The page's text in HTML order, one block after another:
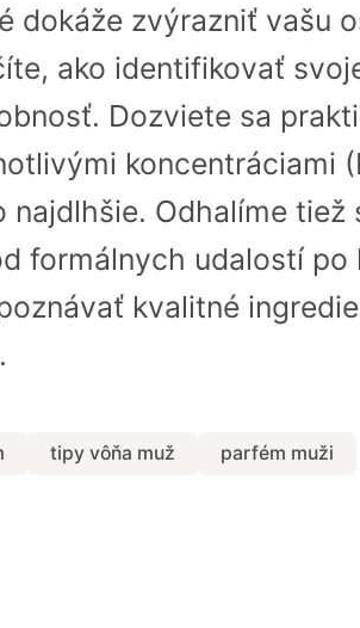
dokáže zvýrazniť vašu
ako identifikovať
Dozviete sa
koncentráciami
Odhalíme tiež
formálnych udalostí po
kvalitné
tipy vôňa muž parfém muži